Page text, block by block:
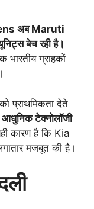
अब Maruti
बेच रही है।
भारतीय ग्राहकों
प्राथमिकता देते
आधुनिक टेक्नोलॉजी
कारण है कि Kia
मजबूत की है।